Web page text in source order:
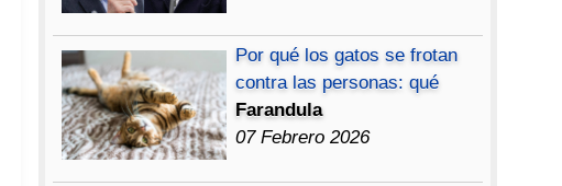
Por qué los gatos se frotan
contra las personas: qué
Farandula
07 Febrero 2026